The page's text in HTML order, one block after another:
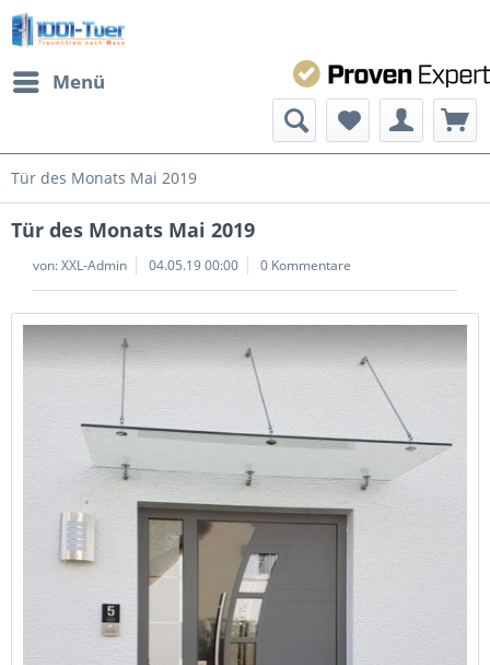
Menü
Tür des Monats Mai 2019
Tür des Monats Mai 2019
von:XXL-Admin 04.05.19 00:00 0 Kommentare